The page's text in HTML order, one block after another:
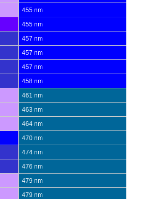
455 nm
455 nm
457 nm
457 nm
457 nm
458 nm
461 nm
463 nm
464 nm
470 nm
474 nm
476 nm
479 nm
479 nm